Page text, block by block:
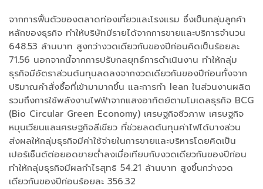
จากการฟื้นตัวของตลาดท่องเที่ยวและโรงแรม ซึ่งเป็นกลุ่มลูกค้า
หลักของธุรกิจ ทำให้บริษัทมีรายได้จากการขายและบริการจำนวน
648.53 ล้านบาท สูงกว่างวดเดียวกันของปีก่อนคิดเป็นร้อยละ
71.56 นอกจากนี้จากการปรับกลยุทธ์การดำเนินงาน ทำให้กลุ่ม
ธุรกิจมีอัตราส่วนต้นทุนลดลงจากงวดเดียวกันของปีก่อนทั้งจาก
ปริมาณคำสั่งซื้อที่เข้ามามากขึ้น และการทำ lean ในส่วนงานผลิต
รวมถึงการใช้พลังงานไฟฟ้าจากแสงอาทิตย์ตามโมเดลธุรกิจ BCG
(Bio Circular Green Economy) เศรษฐกิจชีวภาพ เศรษฐกิจ
หมุนเวียนและเศรษฐกิจสีเขียว ที่ช่วยลดต้นทุนค่าไฟได้บางส่วน
ส่งผลให้กลุ่มธุรกิจมีค่าใช้จ่ายในการขายและบริหารโดยคิดเป็น
เปอร์เซ็นต์ต่อยอดขายต่ำลงเมื่อเทียบกับงวดเดียวกันของปีก่อน
ทำให้กลุ่มธุรกิจมีผลกำไรสุทธิ 54.21 ล้านบาท สูงขึ้นกว่างวด
เดียวกันของปีก่อนร้อยละ 356.32